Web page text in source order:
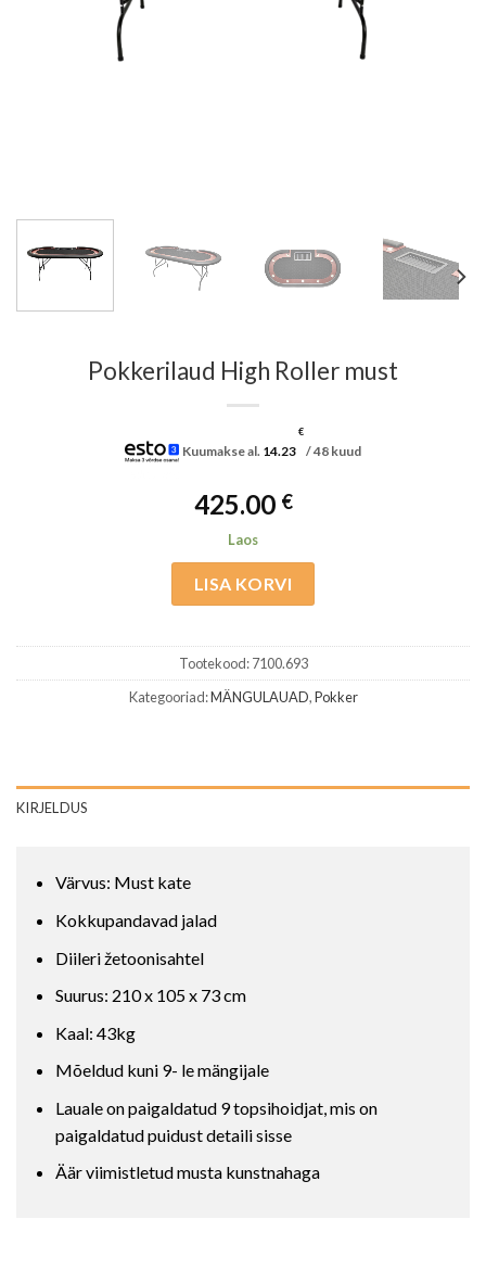
Pokkerilaud High Roller must
Kuumakse al. 14.23
€
/ 48 kuud
425.00 €
Laos
LISA KORVI
Tootekood:7100.693
Kategooriad:MÄNGULAUAD,Pokker
KIRJELDUS
Värvus: Must kate
Kokkupandavad jalad
Diileri žetoonisahtel
Suurus: 210 x 105 x 73 cm
Kaal: 43kg
Mõeldud kuni 9- le mängijale
Lauale on paigaldatud 9 topsihoidjat, mis on
paigaldatud puidust detaili sisse
Äär viimistletud musta kunstnahaga